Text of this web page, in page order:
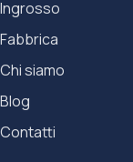
Ingrosso
Fabbrica
Chi siamo
Blog
Contatti